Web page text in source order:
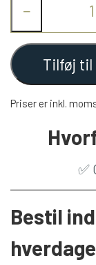
−
Tilføj til
Priser er inkl.
✅
Bestil